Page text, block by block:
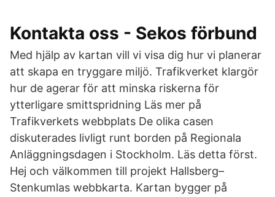
Kontakta oss - Sekos förbund
Med hjälp av kartan vill vi visa dig hur vi planerar
att skapa en tryggare miljö. Trafikverket klargör
hur de agerar för att minska riskerna för
ytterligare smittspridning Läs mer på
Trafikverkets webbplats De olika casen
diskuterades livligt runt borden på Regionala
Anläggningsdagen i Stockholm. Läs detta först.
Hej och välkommen till projekt Hallsberg–
Stenkumlas webbkarta. Kartan bygger på